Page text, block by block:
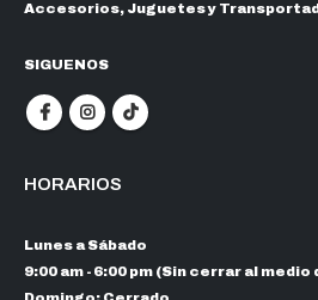
Accesorios, Juguetes y
SIGUENOS
HORARIOS
Lunes a Sábado
9:00 am - 6:00 pm (Sin cerrar al medio